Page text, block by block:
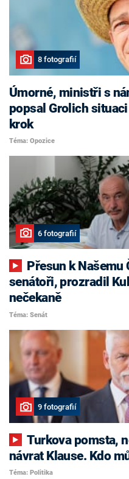
8 fotografií
Úmorné, ministři s
popsal Grolich
krok
Téma: Opozice
6 fotografií
senátoři, prozradil
nečekaně
Téma: Senát
9 fotografií
Turkova pomsta, nekonfliktní Havlíček i
návrat Klause. Kdo
Téma: Politika